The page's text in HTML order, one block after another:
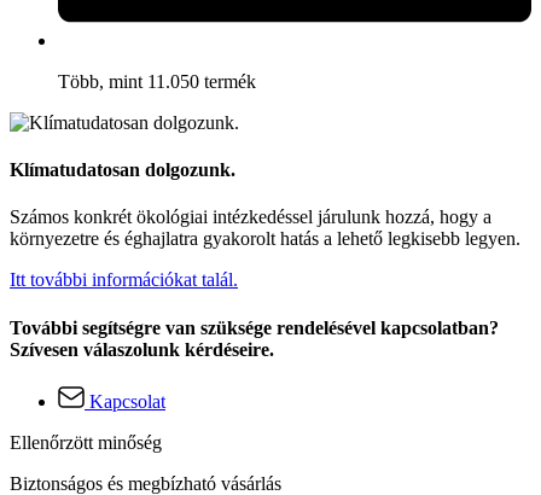
Több, mint 11.050 termék
Klímatudatosan dolgozunk.
Számos konkrét ökológiai intézkedéssel járulunk hozzá, hogy a
környezetre és éghajlatra gyakorolt hatás a lehető legkisebb legyen.
Itt további információkat talál.
További segítségre van szüksége rendelésével kapcsolatban?
Szívesen válaszolunk kérdéseire.
Kapcsolat
Ellenőrzött minőség
Biztonságos és megbízható vásárlás